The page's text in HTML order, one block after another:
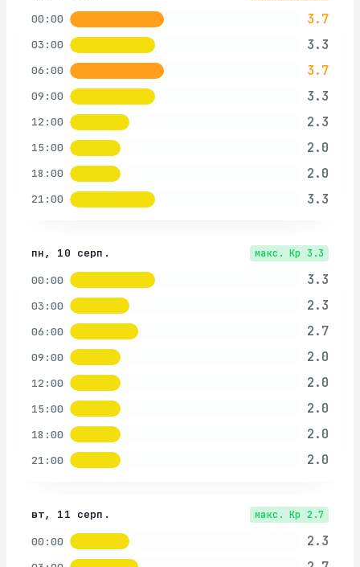
00:00 3.7
03:00 3.3
06:00 3.7
09:00 3.3
12:00 2.3
15:00 2.0
18:00 2.0
21:00 3.3
пн, 10 серп. макс. Kp 3.3
00:00 3.3
03:00 2.3
06:00 2.7
09:00 2.0
12:00 2.0
15:00 2.0
18:00 2.0
21:00 2.0
вт, 11 серп. макс. Kp 2.7
00:00 2.3